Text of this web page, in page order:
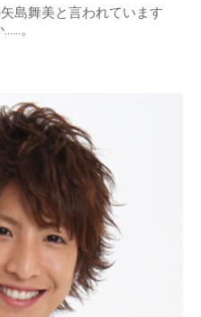
島舞美と言われています
。